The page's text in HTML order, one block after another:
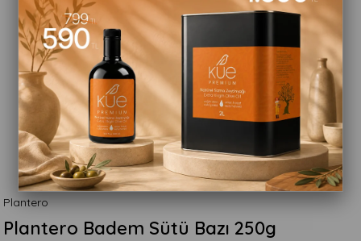
Plantero
Plantero Badem Sütü Bazı 250g